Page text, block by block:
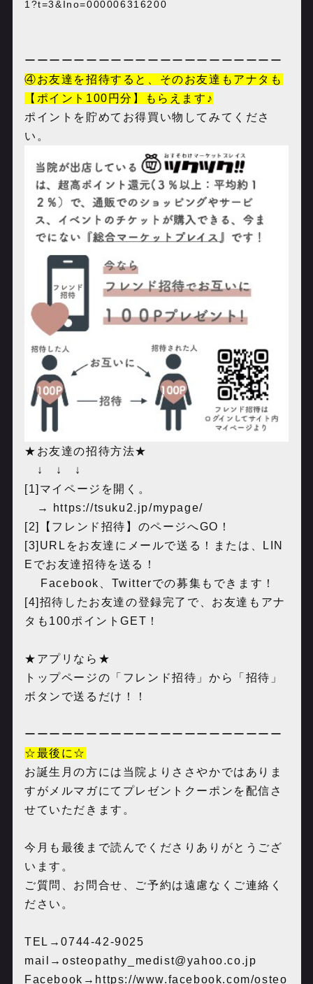
1?t=3&Ino=000006316200
ーーーーーーーーーーーーーーーーーーーーー
④お友達を招待すると、そのお友達もアナタも
【ポイント100円分】もらえます♪
ポイントを貯めてお得買い物してみてくださ
い。
★お友達の招待方法★
↓ ↓ ↓
[1]マイページを開く。
→ ‪https://tsuku2.jp/mypage/‬
[2]【フレンド招待】のページへGO！
[3]URLをお友達にメールで送る！または、LIN
Eでお友達招待を送る！
Facebook、Twitterでの募集もできます！
[4]招待したお友達の登録完了で、お友達もアナ
タも100ポイントGET！
★アプリなら★
トップページの「フレンド招待」から「招待」
ボタンで送るだけ！！
ーーーーーーーーーーーーーーーーーーーーー
☆最後に☆
お誕生月の方には当院よりささやかではありま
すがメルマガにてプレゼントクーポンを配信さ
せていただきます。
今月も最後まで読んでくださりありがとうござ
います。
ご質問、お問合せ、ご予約は遠慮なくご連絡く
ださい。
TEL→0744-42-9025
mail→osteopathy_medist@yahoo.co.jp
Facebook→https://www.facebook.com/osteo